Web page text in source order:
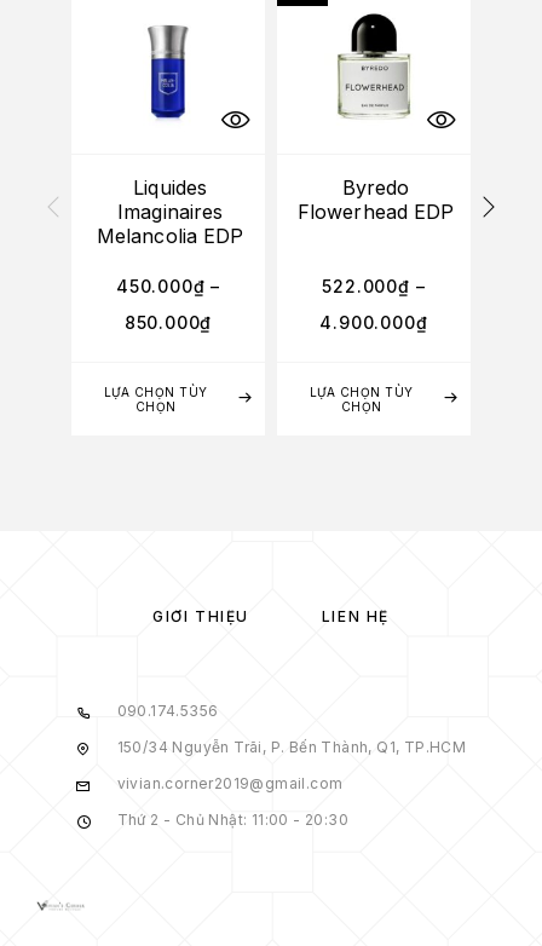
LỰA CHỌN TÙY
CHỌN
Liquides
Imaginaires
Melancolia EDP
450.000₫ –
850.000₫
LỰA CHỌN TÙY
CHỌN
Byredo
Flowerhead EDP
522.000₫ –
4.900.000₫
GIỚI THIỆU LIÊN HỆ
090.174.5356
150/34 Nguyễn Trãi, P. Bến Thành, Q1, TP.HCM
vivian.corner2019@gmail.com
Thứ 2 - Chủ Nhật: 11:00 - 20:30